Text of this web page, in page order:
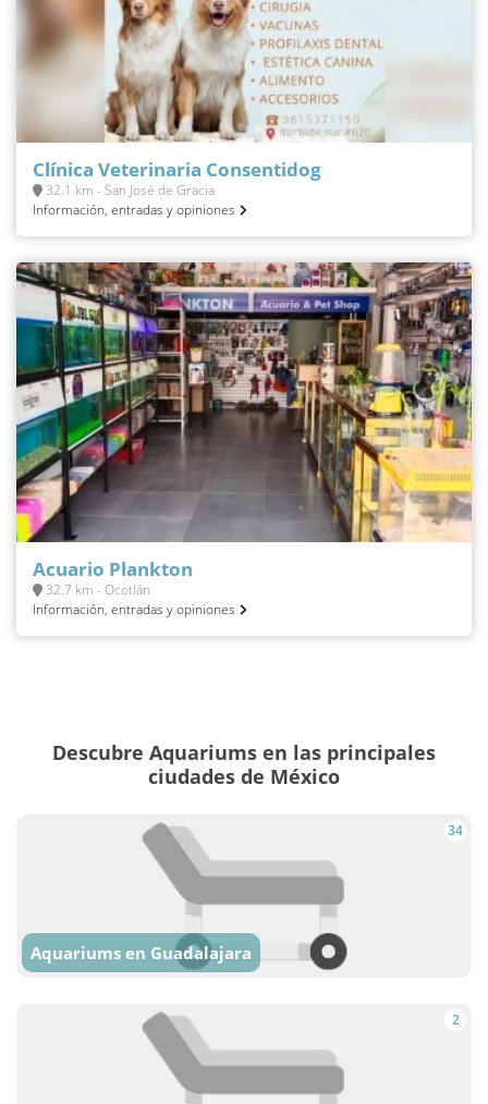
Clínica Veterinaria Consentidog
32.1 km - San José de Gracia
Información, entradas y opiniones
Acuario Plankton
32.7 km - Ocotlán
Información, entradas y opiniones
Descubre Aquariums en las principales
ciudades de México
34
Aquariums en Guadalajara
2